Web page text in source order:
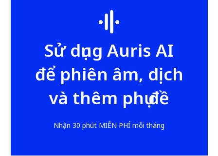
Sử dụng Auris AI
để phiên âm, dịch
và thêm phụ đề
Nhận 30 phút MIỄN PHÍ mỗi tháng